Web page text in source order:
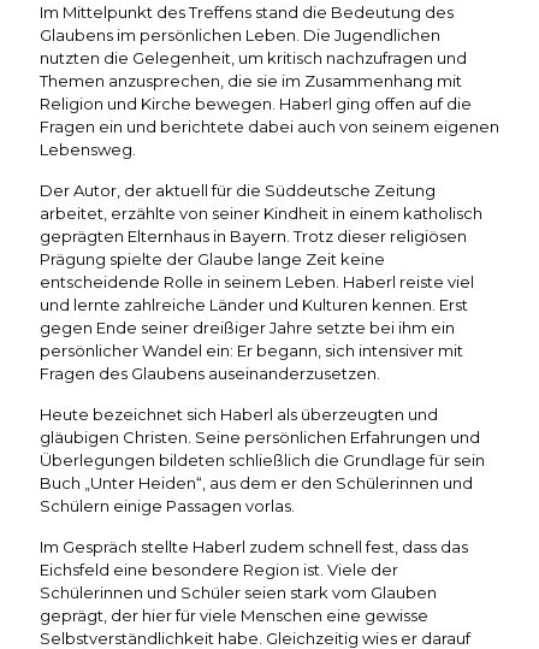
Im Mittelpunkt des Treffens stand die Bedeutung des
Glaubens im persönlichen Leben. Die Jugendlichen
nutzten die Gelegenheit, um kritisch nachzufragen und
Themen anzusprechen, die sie im Zusammenhang mit
Religion und Kirche bewegen. Haberl ging offen auf die
Fragen ein und berichtete dabei auch von seinem eigenen
Lebensweg.
Der Autor, der aktuell für die Süddeutsche Zeitung
arbeitet, erzählte von seiner Kindheit in einem katholisch
geprägten Elternhaus in Bayern. Trotz dieser religiösen
Prägung spielte der Glaube lange Zeit keine
entscheidende Rolle in seinem Leben. Haberl reiste viel
und lernte zahlreiche Länder und Kulturen kennen. Erst
gegen Ende seiner dreißiger Jahre setzte bei ihm ein
persönlicher Wandel ein: Er begann, sich intensiver mit
Fragen des Glaubens auseinanderzusetzen.
Heute bezeichnet sich Haberl als überzeugten und
gläubigen Christen. Seine persönlichen Erfahrungen und
Überlegungen bildeten schließlich die Grundlage für sein
Buch „Unter Heiden“, aus dem er den Schülerinnen und
Schülern einige Passagen vorlas.
Im Gespräch stellte Haberl zudem schnell fest, dass das
Eichsfeld eine besondere Region ist. Viele der
Schülerinnen und Schüler seien stark vom Glauben
geprägt, der hier für viele Menschen eine gewisse
Selbstverständlichkeit habe. Gleichzeitig wies er darauf